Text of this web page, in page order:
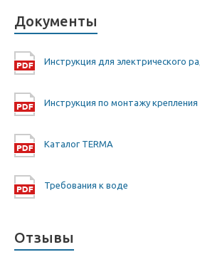
Документы
Инструкция для электрического
Инструкция по монтажу крепления
Каталог TERMA
Требования к воде
Отзывы